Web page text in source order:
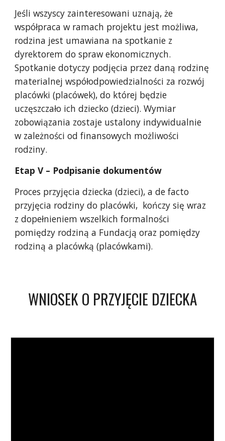
Jeśli wszyscy zainteresowani uznają, że
współpraca w ramach projektu jest możliwa,
rodzina jest umawiana na spotkanie z
dyrektorem do spraw ekonomicznych.
Spotkanie dotyczy podjęcia przez daną rodzinę
materialnej współodpowiedzialności za rozwój
placówki (placówek), do której będzie
uczęszczało ich dziecko (dzieci). Wymiar
zobowiązania zostaje ustalony indywidualnie
w zależności od finansowych możliwości
rodziny.
Etap V – Podpisanie dokumentów
Proces przyjęcia dziecka (dzieci), a de facto
przyjęcia rodziny do placówki, kończy się wraz
z dopełnieniem wszelkich formalności
pomiędzy rodziną a Fundacją oraz pomiędzy
rodziną a placówką (placówkami).
WNIOSEK O PRZYJĘCIE DZIECKA